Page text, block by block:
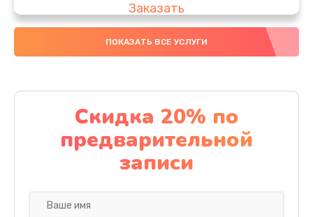
Заказать
Комплексная чистка
Заказать
Замена дисплея (экрана)
2000 руб.
Заказать
Ремонт платы электроники
ПОКАЗАТЬ ВСЕ УСЛУГИ
Скидка 20% по
предварительной
записи